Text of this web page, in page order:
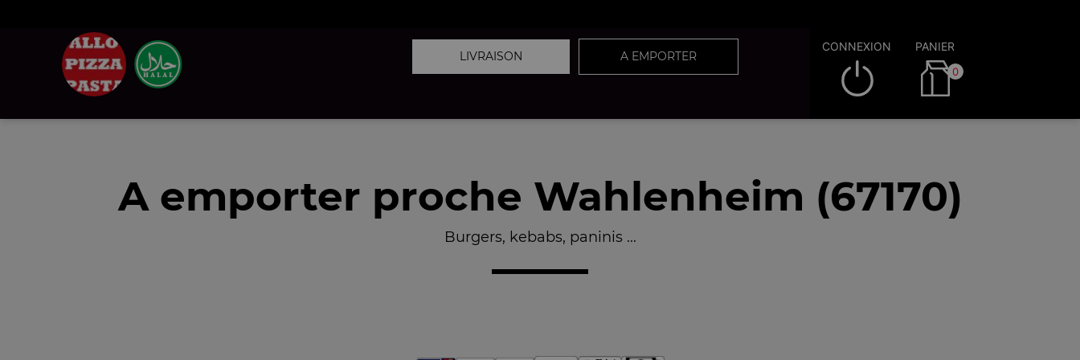
LIVRAISON A EMPORTER
CONNEXION PANIER
0
A emporter proche Wahlenheim (67170)
Burgers, kebabs, paninis ...